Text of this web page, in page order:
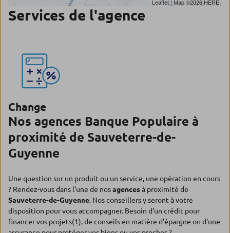
Leaflet | Map ©2026HERE
Services de l'agence
Change
Nos agences Banque Populaire à
proximité de Sauveterre-de-
Guyenne
Une question sur un produit ou un service, une opération en cours
? Rendez-vous dans l'une de nosagencesà proximité de
Sauveterre-de-Guyenne. Nos conseillers y seront à votre
disposition pour vous accompagner. Besoin d'un crédit pour
financer vos projets(1), de conseils en matière d'épargne ou d'une